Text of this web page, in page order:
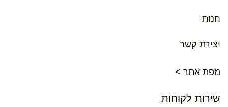
חנות
יצירת קשר
מפת אתר >
שירות לקוחות